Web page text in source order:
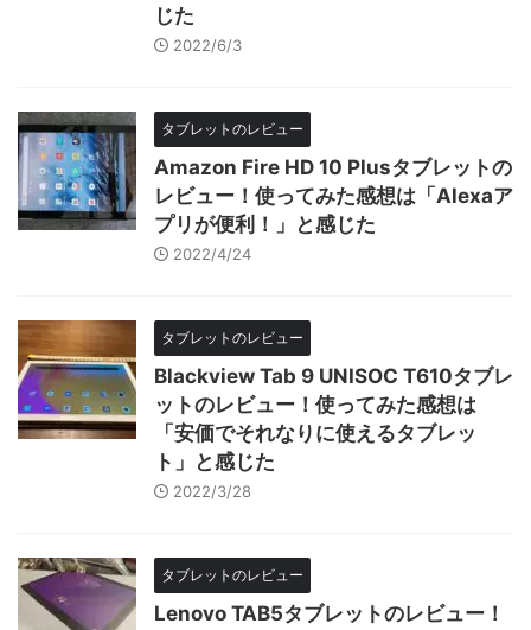
じた
2022/6/3
タブレットのレビュー
Amazon Fire HD 10 Plusタブレットの
レビュー！使ってみた感想は「Alexaア
プリが便利！」と感じた
2022/4/24
タブレットのレビュー
Blackview Tab 9 UNISOC T610タブレ
ットのレビュー！使ってみた感想は
「安価でそれなりに使えるタブレッ
ト」と感じた
2022/3/28
タブレットのレビュー
Lenovo TAB5タブレットのレビュー！